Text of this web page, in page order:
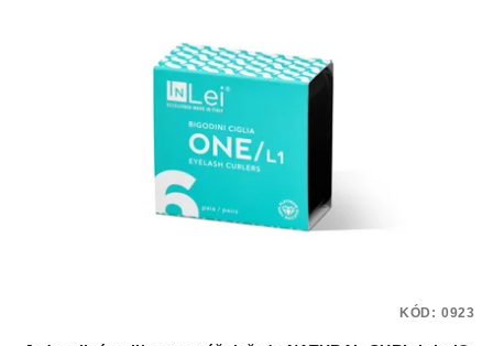
KÓD: 0923